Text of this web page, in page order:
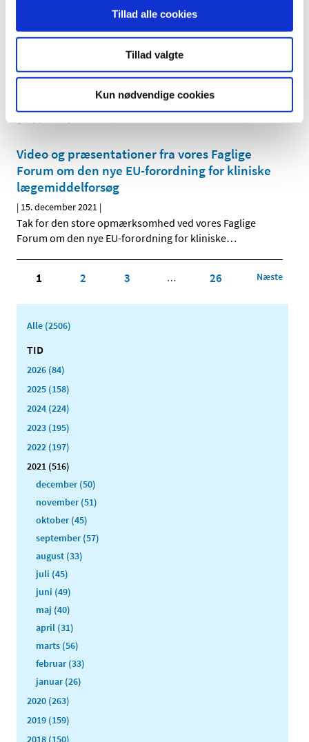
Tillad alle cookies
Tillad valgte
Kun nødvendige cookies
indberetninger om formodede bivirkninger ved
Generel tilladelse til udlevering og
indlægsseddel for Lagevrio (molnupiravir)
Sundhedsstyrelsen har i dag gjort det muligt for visse
Video og præsentationer fra vores Faglige
Forum om den nye EU-forordning for kliniske
lægemiddelforsøg
| 15. december 2021 |
Tak for den store opmærksomhed ved vores Faglige
Forum om den nye EU-forordning for kliniske…
1 2 3 … 26 Næste
Alle (2506)
TID
2026 (84)
2025 (158)
2024 (224)
2023 (195)
2022 (197)
2021 (516)
december (50)
november (51)
oktober (45)
september (57)
august (33)
juli (45)
juni (49)
maj (40)
april (31)
marts (56)
februar (33)
januar (26)
2020 (263)
2019 (159)
2018 (150)